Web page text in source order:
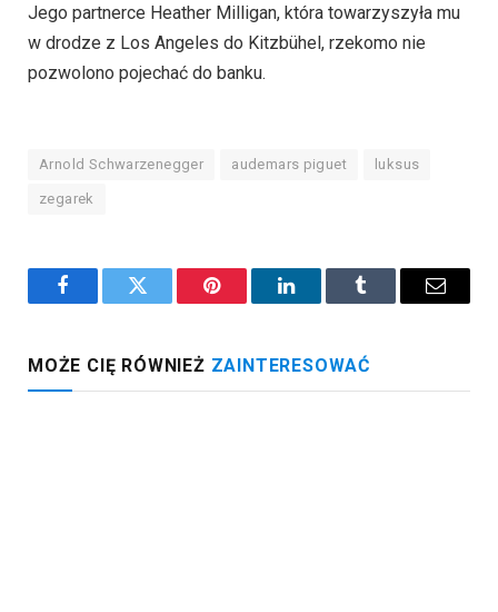
Jego partnerce Heather Milligan, która towarzyszyła mu
w drodze z Los Angeles do Kitzbühel, rzekomo nie
pozwolono pojechać do banku.
Arnold Schwarzenegger audemars piguet luksus
zegarek
FacebookTwitter Pinterest LinkedInTumblr Email
MOŻE CIĘ RÓWNIEŻ ZAINTERESOWAĆ